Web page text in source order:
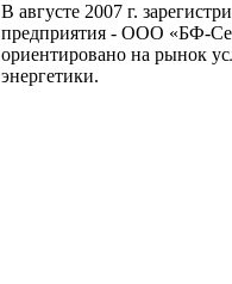
В августе 2007 г.
предприятия - ООО «БФ-
ориентировано на рынок
энергетики.